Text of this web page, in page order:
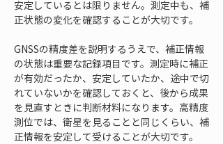
安定しているとは限りません。測定中も、補
正状態の変化を確認することが大切です。
GNSSの精度差を説明するうえで、補正情報
の状態は重要な記録項目です。測定時に補正
が有効だったか、安定していたか、途中で切
れていないかを確認しておくと、後から成果
を見直すときに判断材料になります。高精度
測位では、衛星を見ることと同じくらい、補
正情報を安定して受けることが大切です。